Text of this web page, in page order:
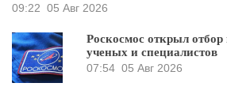
09:22 05 Авг 2026
Роскосмос открыл
ученых и специалистов
07:54 05 Авг 2026